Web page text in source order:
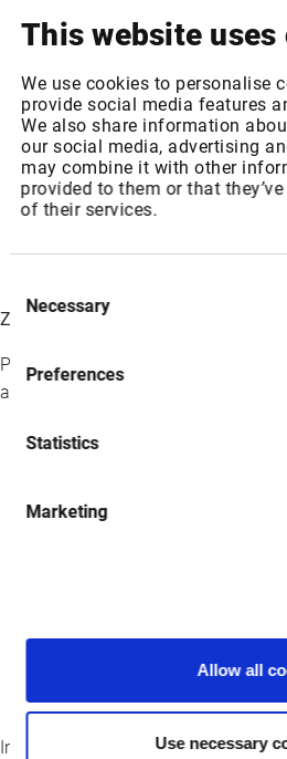
This website uses
We use cookies to personalise
provide social media features
We also share information
our social media, advertising
may combine it with other
provided to them or that
of their services.
Selection
Necessary
Preferences
Statistics
Marketing
Allow all
Use necessary
Verbrauchererwartungen–
angetrieben durch den starken
Geschwindigkeit & Kontrolle –
Browser-Interaktionen können
reagieren und behalten dabei
Transaktionen.
Zukunftssicherheit
Zeitplan & Pilotprogramm
Particular Audience führt ein
ausgewählte Gruppe von
Erste Phase
– Die Teilnehmer
2025 mit einer minimal
Nächste Schritte
–
und sichern sich einen
gestützten Handel.
Interessierte Händler, E-Commerce-